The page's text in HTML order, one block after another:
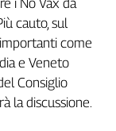
cauto, sul
come
e Veneto
Consiglio
la discussione.